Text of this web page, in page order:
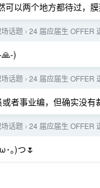
以两个地方都待过，膜
话题 › 24 届应届生 OFFER
)
话题 › 24 届应届生 OFFER
者事业编，但确实没
话题 › 24 届应届生 OFFER
･｡)つ🌷